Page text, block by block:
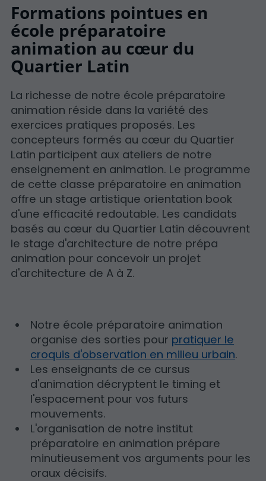
Formations pointues en
école préparatoire
animation au cœur du
Quartier Latin
La richesse de notre école préparatoire
animation réside dans la variété des
exercices pratiques proposés. Les
concepteurs formés au cœur du Quartier
Latin participent aux ateliers de notre
enseignement en animation. Le programme
de cette classe préparatoire en animation
offre un stage artistique orientation book
d'une efficacité redoutable. Les candidats
basés au cœur du Quartier Latin découvrent
le stage d'architecture de notre prépa
animation pour concevoir un projet
d'architecture de A à Z.
Notre école préparatoire animation
organise des sorties pour pratiquer le
croquis d'observation en milieu urbain.
Les enseignants de ce cursus
d'animation décryptent le timing et
l'espacement pour vos futurs
mouvements.
L'organisation de notre institut
préparatoire en animation prépare
minutieusement vos arguments pour les
oraux décisifs.